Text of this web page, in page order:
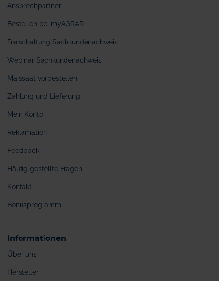
Ansprechpartner
Bestellen bei myAGRAR
Freischaltung Sachkundenachweis
Webinar Sachkundenachweis
Maissaat vorbestellen
Zahlung und Lieferung
Mein Konto
Reklamation
Feedback
Häufig gestellte Fragen
Kontakt
Bonusprogramm
Informationen
Über uns
Hersteller